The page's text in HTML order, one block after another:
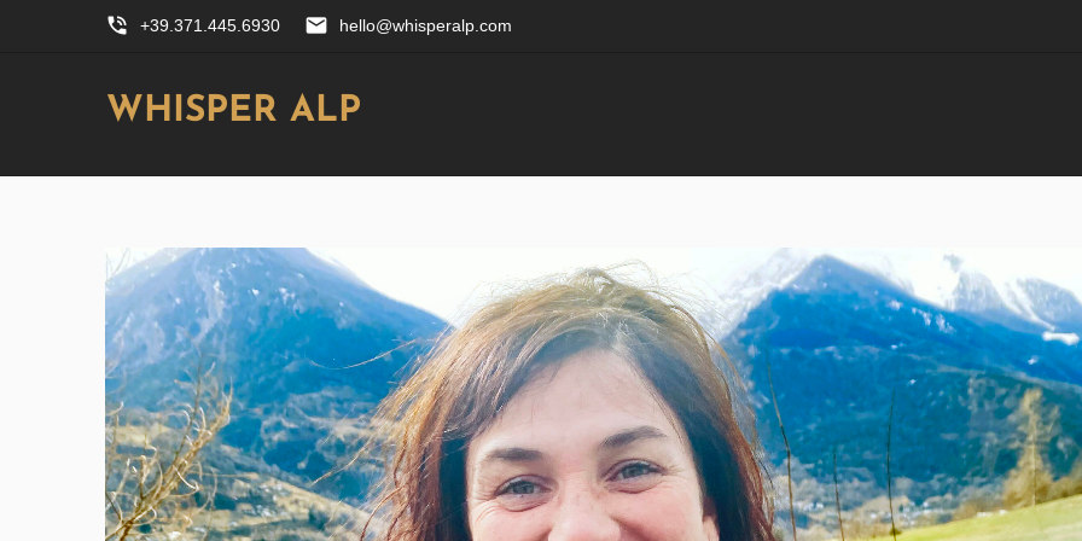
phone_in_talk +39.371.445.6930 email hello@whisperalp.com
WHISPER ALP